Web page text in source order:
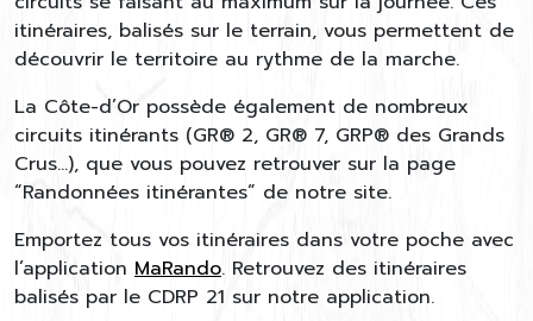
itinéraires, balisés sur le terrain, vous permettent de
découvrir le territoire au rythme de la marche.
La Côte-d’Or possède également de nombreux
circuits itinérants (GR® 2, GR® 7, GRP® des Grands
Crus…), que vous pouvez retrouver sur la page
“Randonnées itinérantes” de notre site.
Emportez tous vos itinéraires dans votre poche avec
l’application MaRando. Retrouvez des itinéraires
balisés par le CDRP 21 sur notre application.